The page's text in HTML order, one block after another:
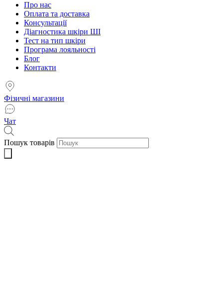
Про нас
Оплата та доставка
Консультації
Діагностика шкіри ШІ
Тест на тип шкіри
Програма лояльності
Блог
Контакти
Фізичні магазини
Чат
Пошук товарів